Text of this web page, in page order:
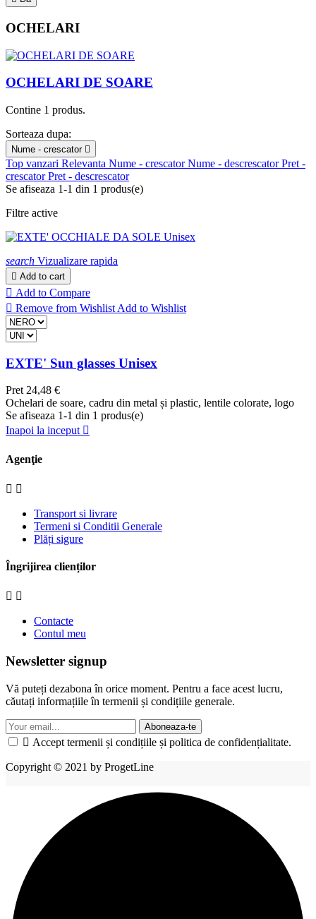
OCHELARI
OCHELARI DE SOARE
Contine 1 produs.
Sorteaza dupa:
Nume - crescator 
Top vanzari Relevanta Nume - crescatorNume - descrescatorPret -
crescatorPret - descrescator
Se afiseaza 1-1 din 1 produs(e)
Filtre active
search Vizualizare rapida
 Add to cart
 Add to Compare
 Remove from Wishlist Add to Wishlist
EXTE' Sun glasses Unisex
Pret 24,48 €
Ochelari de soare, cadru din metal și plastic, lentile colorate, logo
Se afiseaza 1-1 din 1 produs(e)
Inapoi la inceput 
Agenţie
 
Transport si livrare
Termeni si Conditii Generale
Plăți sigure
Îngrijirea clienților
 
Contacte
Contul meu
Newsletter signup
Vă puteți dezabona în orice moment. Pentru a face acest lucru,
căutați informațiile în termenii și condițiile generale.
Aboneaza-te
 Accept termenii și condițiile și politica de confidențialitate.
Copyright © 2021 by ProgetLine